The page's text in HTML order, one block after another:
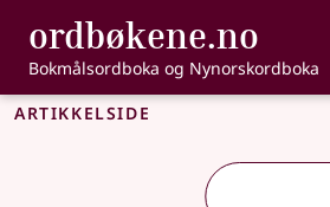
Gå til hovudinnhald
Tilgjenge
ordbøkene.no ,
Bokmålsordboka og Nynorskordboka
Artikkelside